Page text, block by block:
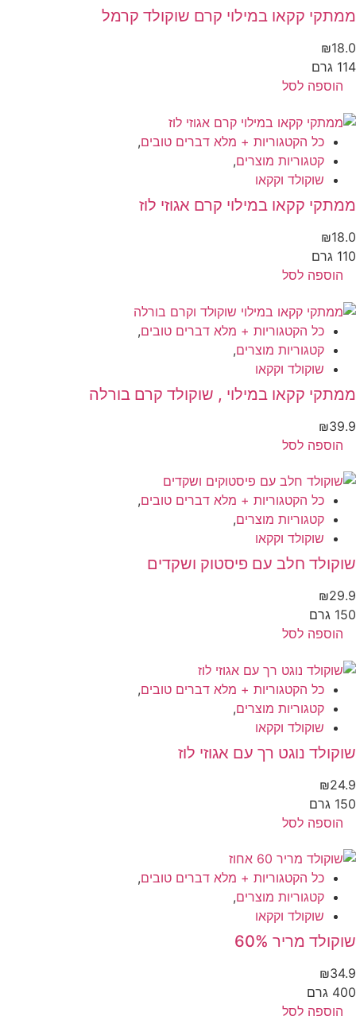
קקאו במילוי קרם שוקולד קרמל
₪
הוספה לסל
כל הקטגוריות + מלא דברים טובים,
קטגוריות מוצרים,
שוקולד וקקאו
קקאו במילוי קרם אגוזי לוז
₪
הוספה לסל
כל הקטגוריות + מלא דברים טובים,
קטגוריות מוצרים,
שוקולד וקקאו
קקאו במילוי , שוקולד קרם בורלה
₪
הוספה לסל
כל הקטגוריות + מלא דברים טובים,
קטגוריות מוצרים,
שוקולד וקקאו
חלב עם פיסטוק ושקדים
₪
גרם
הוספה לסל
כל הקטגוריות + מלא דברים טובים,
קטגוריות מוצרים,
שוקולד וקקאו
נוגט רך עם אגוזי לוז
₪
גרם
הוספה לסל
כל הקטגוריות + מלא דברים טובים,
קטגוריות מוצרים,
שוקולד וקקאו
מריר 60%
₪
גרם
הוספה לסל